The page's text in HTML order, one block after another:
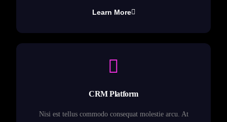
Learn More
CRM Platform
Nisi est tellus commodo consequat molestie arcu. At